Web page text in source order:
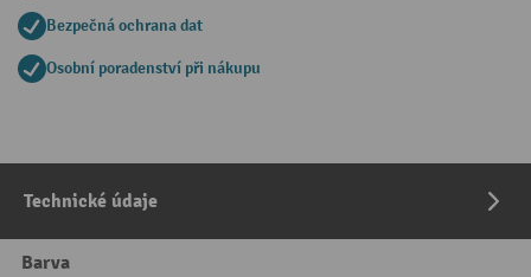
Bezpečná ochrana dat
Osobní poradenství při nákupu
Technické údaje
Barva